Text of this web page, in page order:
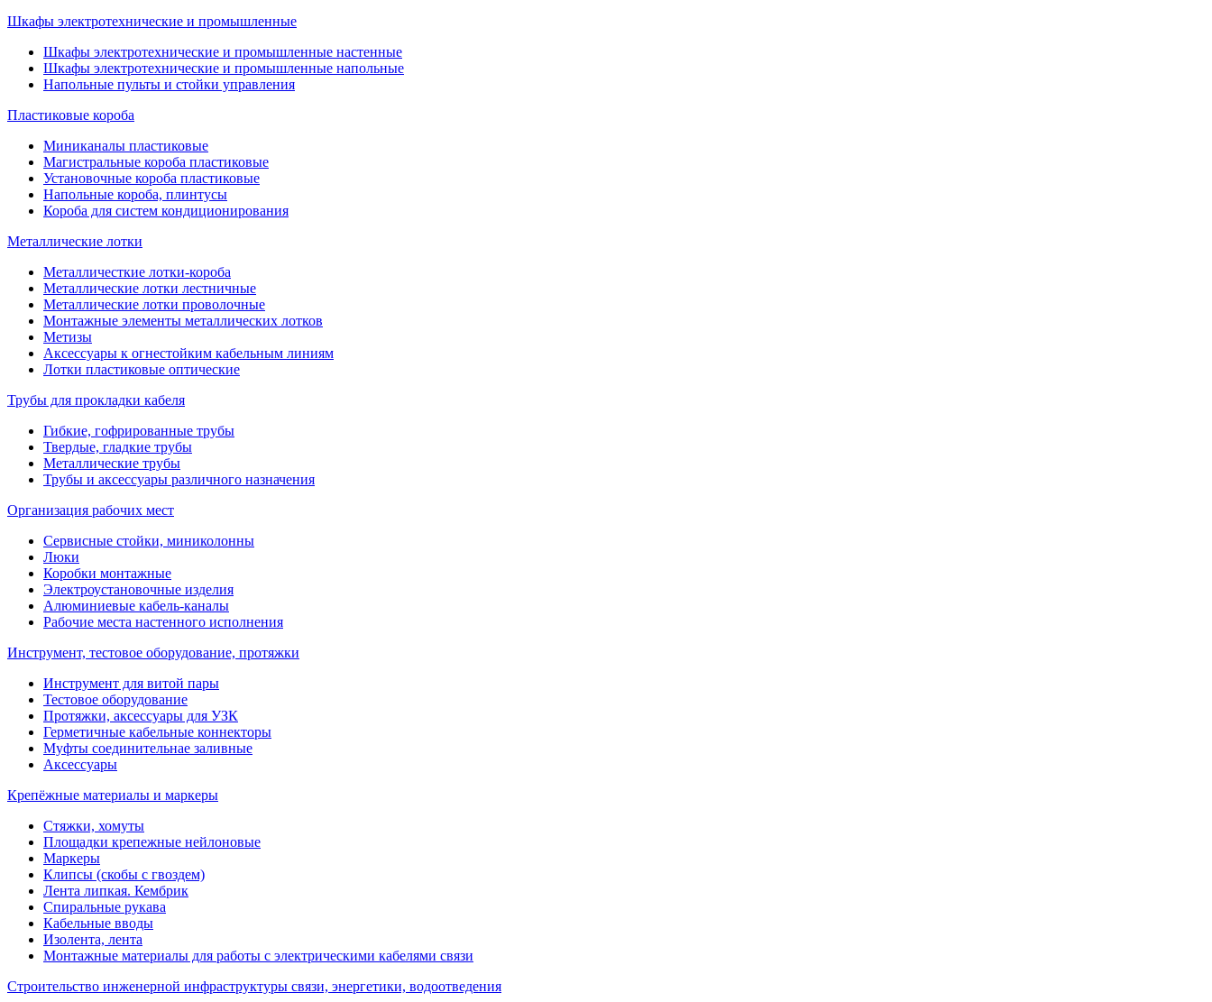
Шкафы электротехнические и промышленные
Шкафы электротехнические и промышленные настенные
Шкафы электротехнические и промышленные напольные
Напольные пульты и стойки управления
Пластиковые короба
Миниканалы пластиковые
Магистральные короба пластиковые
Установочные короба пластиковые
Напольные короба, плинтусы
Короба для систем кондиционирования
Металлические лотки
Металличесткие лотки-короба
Металлические лотки лестничные
Металлические лотки проволочные
Монтажные элементы металлических лотков
Метизы
Аксессуары к огнестойким кабельным линиям
Лотки пластиковые оптические
Трубы для прокладки кабеля
Гибкие, гофрированные трубы
Твердые, гладкие трубы
Металлические трубы
Трубы и аксессуары различного назначения
Организация рабочих мест
Сервисные стойки, миниколонны
Люки
Коробки монтажные
Электроустановочные изделия
Алюминиевые кабель-каналы
Рабочие места настенного исполнения
Инструмент, тестовое оборудование, протяжки
Инструмент для витой пары
Тестовое оборудование
Протяжки, аксессуары для УЗК
Герметичные кабельные коннекторы
Муфты соединительнае заливные
Аксессуары
Крепёжные материалы и маркеры
Стяжки, хомуты
Площадки крепежные нейлоновые
Маркеры
Клипсы (скобы с гвоздем)
Лента липкая. Кембрик
Спиральные рукава
Кабельные вводы
Изолента, лента
Монтажные материалы для работы с электрическими кабелями связи
Строительство инженерной инфраструктуры связи, энергетики, водоотведения